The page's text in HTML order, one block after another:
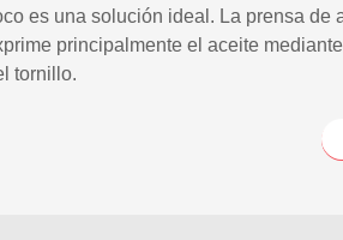
es una solución ideal. La prensa de
principalmente el aceite
tornillo.